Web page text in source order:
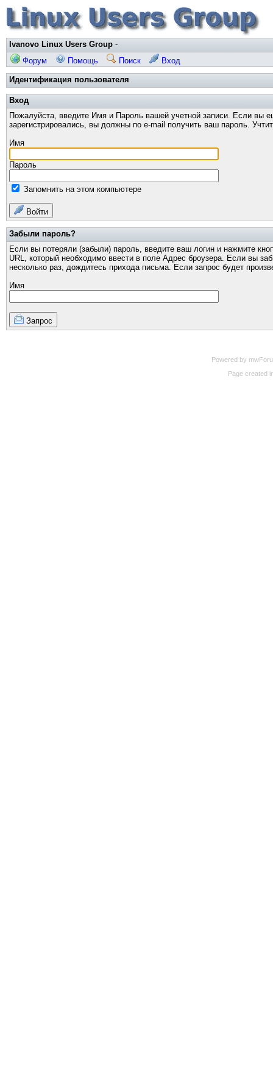
Ivanovo Linux Users Group -
Форум
Помощь Поиск Вход
Идентификация пользователя
Вход
Пожалуйста, введите Имя и Пароль вашей учетной записи. Если вы
зарегистрировались, вы должны по e-mail получить ваш пароль.
Имя
Пароль
Запомнить на этом компьютере
Войти
Забыли пароль?
Если вы потеряли (забыли) пароль, введите ваш логин и нажмите
URL, который необходимо ввести в поле Адрес броузера. Если вы
несколько раз, дождитесь прихода письма. Если запрос будет
Имя
Запрос
Powered by
Page created